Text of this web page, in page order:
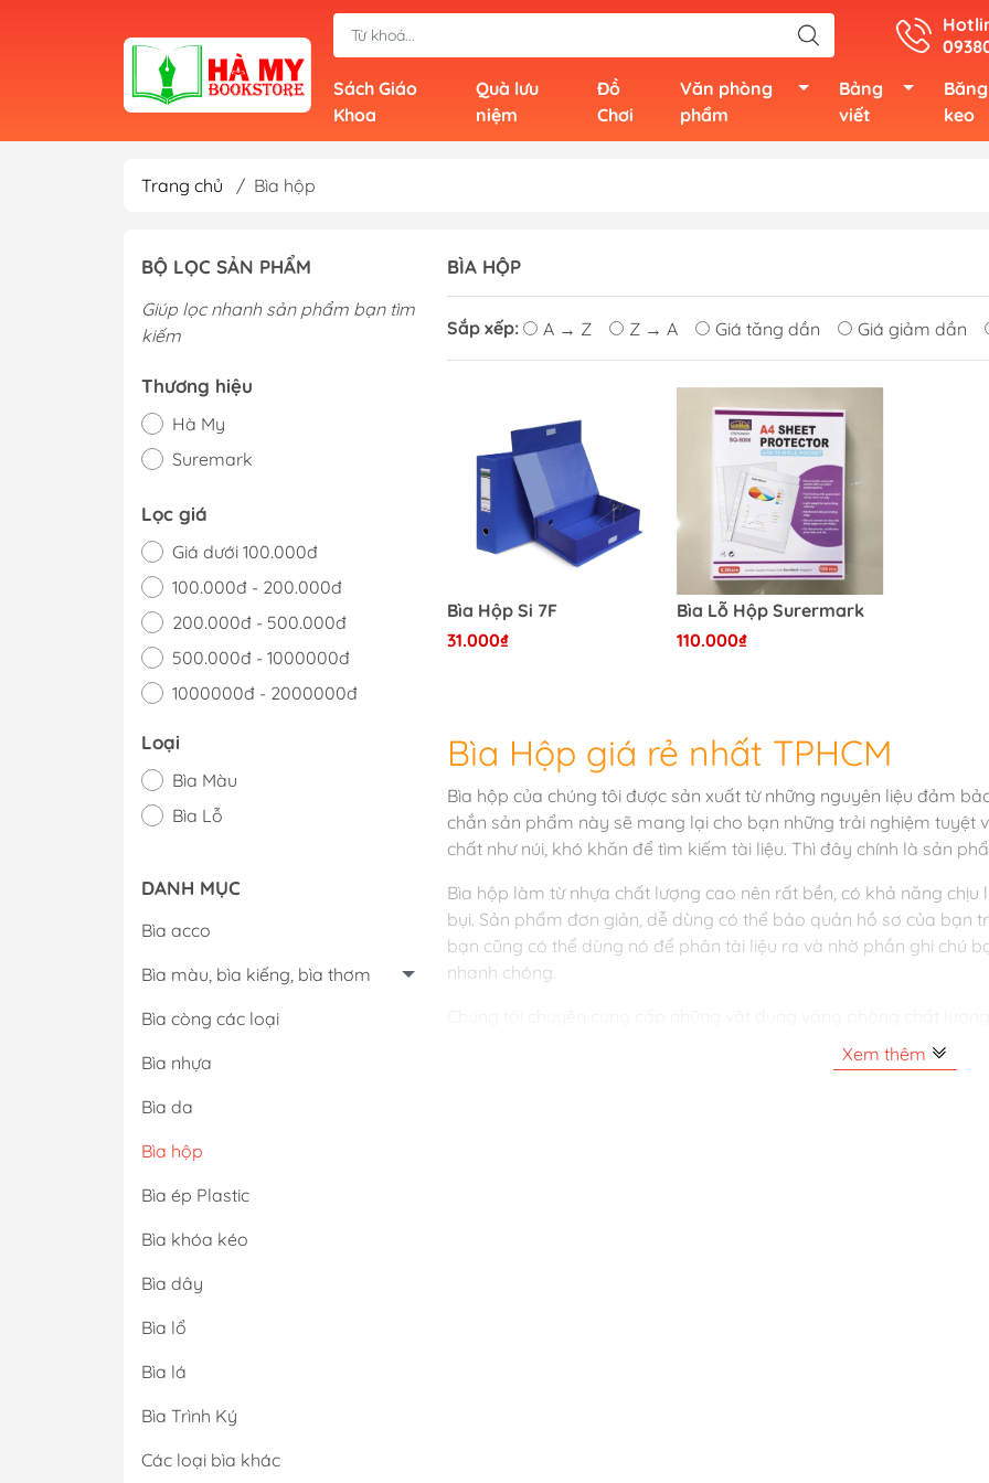
Sách Giáo
Khoa
Quà lưu
niệm
Đồ
Chơi
Văn phòng
phẩm
Bảng
viết
Băng
keo
Trang chủ / Bìa hộp
BÌA HỘP
Sắp xếp: A → Z Z → A Giá tăng dần Giá giảm dần
Bìa Hộp Si 7F
31.000₫
Bìa Lỗ Hộp Surermark
110.000₫
Bìa Hộp giá rẻ nhất TPHCM
Bìa hộp của chúng tôi được sản xuất từ những nguyên liệu đảm
chắn sản phẩm này sẽ mang lại cho bạn những trải nghiệm tuyệt
chất như núi, khó khăn để tìm kiếm tài liệu. Thì đây chính là sản
Bìa hộp làm từ nhựa chất lượng cao nên rất bền, có khả năng
bụi. Sản phẩm đơn giản, dễ dùng có thể bảo quản hồ sơ của bạn
bạn cũng có thể dùng nó để phân tài liệu ra và nhờ phần ghi chú
nhanh chóng.
cần gì, hãy đến đây và tìm nó. Chúng tôi chắc rằng bạn sẽ tìm
Xem thêm
BỘ LỌC SẢN PHẨM
Giúp lọc nhanh sản phẩm bạn tìm
kiếm
Thương hiệu
Hà My
Suremark
Lọc giá
Giá dưới 100.000đ
100.000đ - 200.000đ
200.000đ - 500.000đ
500.000đ - 1000000đ
1000000đ - 2000000đ
Loại
Bìa Màu
Bìa Lỗ
DANH MỤC
Bìa acco
Bìa màu, bìa kiếng, bìa thơm
Bìa còng các loại
Bìa nhựa
Bìa da
Bìa hộp
Bìa ép Plastic
Bìa khóa kéo
Bìa dây
Bìa lổ
Bìa lá
Bìa Trình Ký
Các loại bìa khác